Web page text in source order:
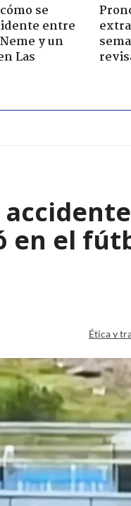
se
entre
y un
Las
en el
Ética y